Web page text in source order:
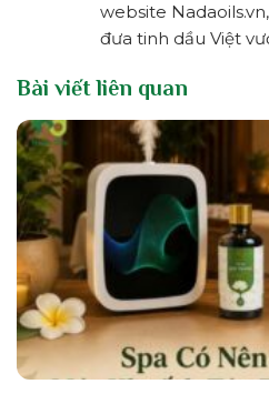
website
đưa tinh dầu Việt
Bài viết liên quan